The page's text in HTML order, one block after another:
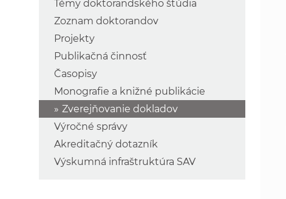
Témy doktorandského štúdia
Zoznam doktorandov
Projekty
Publikačná činnosť
Časopisy
Monografie a knižné publikácie
Zverejňovanie dokladov
Výročné správy
Akreditačný dotazník
Výskumná infraštruktúra SAV